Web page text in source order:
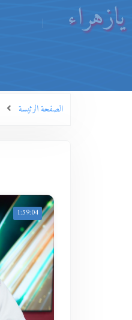
يازهراء
الصفحة الرئيسة
1:59:04